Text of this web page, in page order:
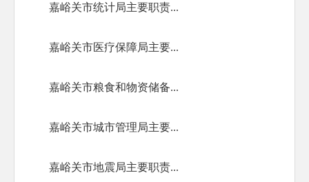
嘉峪关市统计局主要职责...
嘉峪关市医疗保障局主要...
嘉峪关市粮食和物资储备...
嘉峪关市城市管理局主要...
嘉峪关市地震局主要职责...